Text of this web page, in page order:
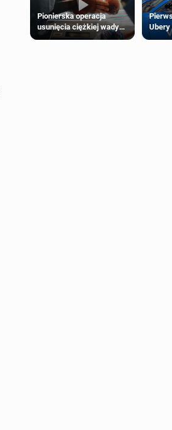
Pionierska operacja
usunięcia ciężkiej wady
wrodzonej płodu w łonie
Ubery